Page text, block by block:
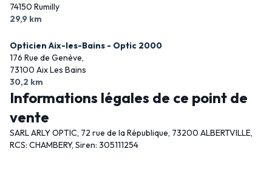
74150 Rumilly
29,9 km
Opticien Aix-les-Bains - Optic 2000
176 Rue de Genève,
73100 Aix Les Bains
30,2 km
Informations légales de ce point de
vente
SARL ARLY OPTIC, 72 rue de la République, 73200 ALBERTVILLE,
RCS: CHAMBERY, Siren: 305111254